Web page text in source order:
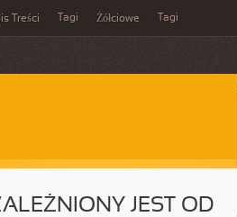
Treści Tagi Żółciowe Tagi
JEST OD